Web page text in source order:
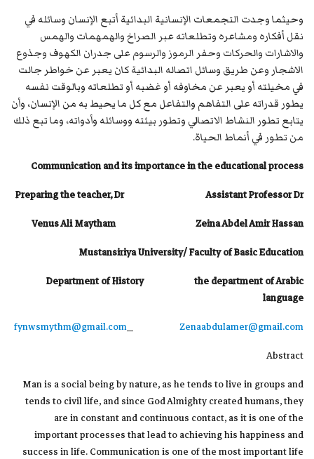
وحيثما وجدت التجمعات الإنسانية البدائية أتبع الإنسان وسائله في
نقل أفكاره ومشاعره وتطلعاته عبر الصراخ والهمهمات والهمس
والاشارات والحركات وحفر الرموز والرسوم على جدران الكهوف وجذوع
الاشجار وعن طريق وسائل اتصاله البدائية كان يعبر عن خواطر جالت
في مخيلته أو يعبر عن مخاوفه أو غضبه أو تطلعاته وبالوقت نفسه
يطور قدراته على التفاهم والتفاعل مع كل ما يحيط به من الإنسان، وأن
يتابع تطور النشاط الاتصالي وتطور بيئته ووسائله وأدواته، وما تبع ذلك
من تطور في أنماط الحياة.
Communication and its importance in the educational process
Preparing the teacher, Dr
Assistant Professor Dr
Venus Ali Maytham
Zeina Abdel Amir Hassan
Mustansiriya University/ Faculty of Basic Education
Department of History
the department of Arabic
language
fynwsmythm@gmail.com
Zenaabdulamer@gmail.com
Abstract
Man is a social being by nature, as he tends to live in groups and
tends to civil life, and since God Almighty created humans, they
are in constant and continuous contact, as it is one of the
important processes that lead to achieving his happiness and
success in life. Communication is one of the most important life